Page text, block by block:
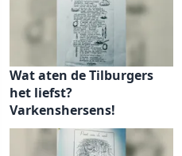
Wat aten de Tilburgers
het liefst?
Varkenshersens!